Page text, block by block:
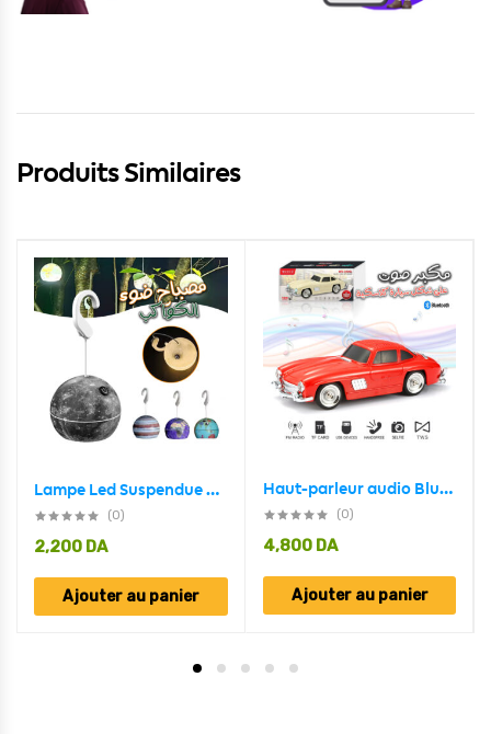
Produits Similaires
Lampe Led Suspendue En Forme De Boule Décorative, Rechargeable Par Usb, Pour Camping Intérieur Et Extérieur, En Forme De Lune Ou De Terre, 1 Pièce
(0)
2,200 DA
Ajouter au panier
Haut-parleur audio Bluetooth sans fil En forme de Voiture Vintage , Carte mémoire , appels , AUX , Clé USB , FM RADIO
(0)
4,800 DA
Ajouter au panier